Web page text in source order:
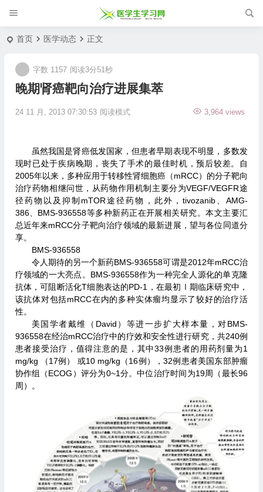
首页 医学动态 正文
晚期肾癌靶向治疗进展集萃
24 11 月, 2013 07:30:53 3,964 views
字数 1157 阅读3分51秒
阅读模式
虽然我国是肾癌低发国家，但患者早期表现不明显，多数发
现时已处于疾病晚期，丧失了手术的最佳时机，预后较差。自
2005年以来，多种应用于转移性肾细胞癌（mRCC）的分子靶向
治疗药物相继问世，从药物作用机制主要分为VEGF/VEGFR途
径药物以及抑制mTOR途径药物，此外，tivozanib、AMG-
386、BMS-936558等多种新药正在开展相关研究。本文主要汇
总近年来mRCC分子靶向治疗领域的最新进展，望与各位同道分
享。
BMS-936558
令人期待的另一个新药BMS-936558可谓是2012年mRCC治
疗领域的一大亮点。BMS-936558作为一种完全人源化的单克隆
抗体，可阻断活化T细胞表达的PD-1，在最初Ⅰ期临床研究中，
该抗体对包括mRCC在内的多种实体瘤均显示了较好的治疗活
性。
美国学者戴维（David）等进一步扩大样本量，对BMS-
936558在经治mRCC治疗中的疗效和安全性进行研究，共240例
患者接受治疗，值得注意的是，其中33例患者的用药剂量为1
mg/kg （17例） 或10 mg/kg（16例），32例患者美国东部肿瘤
协作组（ECOG）评分为0~1分。中位治疗时间为19周（最长96
周）。